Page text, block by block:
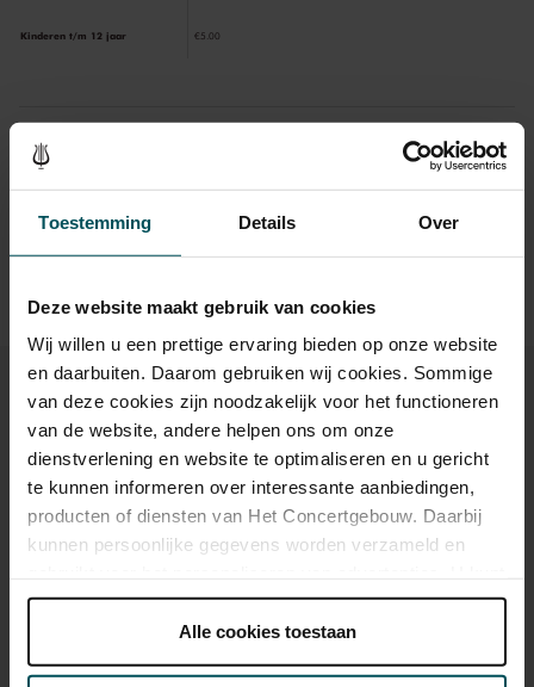
Toestemming Details Over
Deze website maakt gebruik van cookies
Wij willen u een prettige ervaring bieden op onze website
en daarbuiten. Daarom gebruiken wij cookies. Sommige
van deze cookies zijn noodzakelijk voor het functioneren
van de website, andere helpen ons om onze
dienstverlening en website te optimaliseren en u gericht
te kunnen informeren over interessante aanbiedingen,
producten of diensten van Het Concertgebouw. Daarbij
kunnen persoonlijke gegevens worden verzameld en
onder 'aanpassen' zelf welke cookies wij mogen
Lees onze cookieverklaring hier. Lees onze
Alle cookies toestaan
Kinderen t/m 12 jaar €5.00
Drinks are included in the price of admission. Are you under
30 years of age? Sprint tickets are available 4 hours in
advance via the online ordering process.More information
about sprint tickets<
Prices do not include transaction fee: € 5 per order.
You might also like:
Fri, Sep 11, 2026